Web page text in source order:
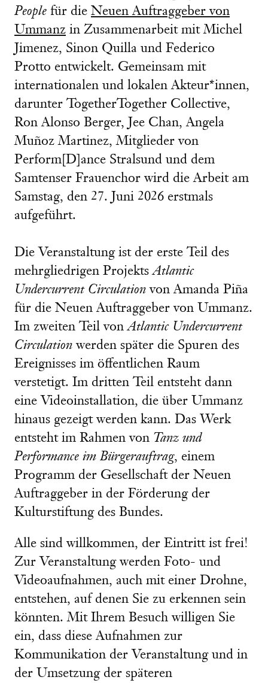
People für die Neuen Auftraggeber von
Ummanz in Zusammenarbeit mit Michel
Jimenez, Sinon Quilla und Federico
Protto entwickelt. Gemeinsam mit
internationalen und lokalen Akteur*innen,
darunter TogetherTogether Collective,
Ron Alonso Berger, Jee Chan, Angela
Muñoz Martinez, Mitglieder von
Perform[D]ance Stralsund und dem
Samtenser Frauenchor wird die Arbeit am
Samstag, den 27. Juni 2026 erstmals
aufgeführt.
Die Veranstaltung ist der erste Teil des
mehrgliedrigen ProjektsAtlantic
Undercurrent Circulation von Amanda Piña
für die Neuen Auftraggeber von Ummanz.
Im zweiten Teil vonAtlantic Undercurrent
Circulation werden später die Spuren des
Ereignisses im öffentlichen Raum
verstetigt. Im dritten Teil entsteht dann
eine Videoinstallation, die über Ummanz
hinaus gezeigt werden kann. Das Werk
entsteht im Rahmen von Tanz und
Performance im Bürgerauftrag, einem
Programm der Gesellschaft der Neuen
Auftraggeber in der Förderung der
Kulturstiftung des Bundes.
Alle sind willkommen, der Eintritt ist frei!
Zur Veranstaltung werden Foto- und
Videoaufnahmen, auch mit einer Drohne,
entstehen, auf denen Sie zu erkennen sein
könnten. Mit Ihrem Besuch willigen Sie
ein, dass diese Aufnahmen zur
Kommunikation der Veranstaltung und in
der Umsetzung der späteren